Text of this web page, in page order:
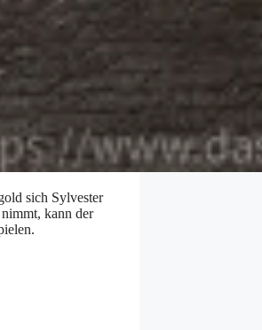
sich Sylvester
kann der